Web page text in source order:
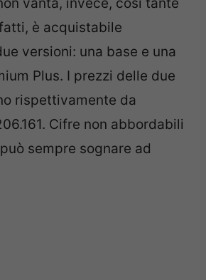
vanta, invece, così tante
è acquistabile
versioni: una base e una
Plus. I prezzi delle due
rispettivamente da
Cifre non abbordabili
sempre sognare ad